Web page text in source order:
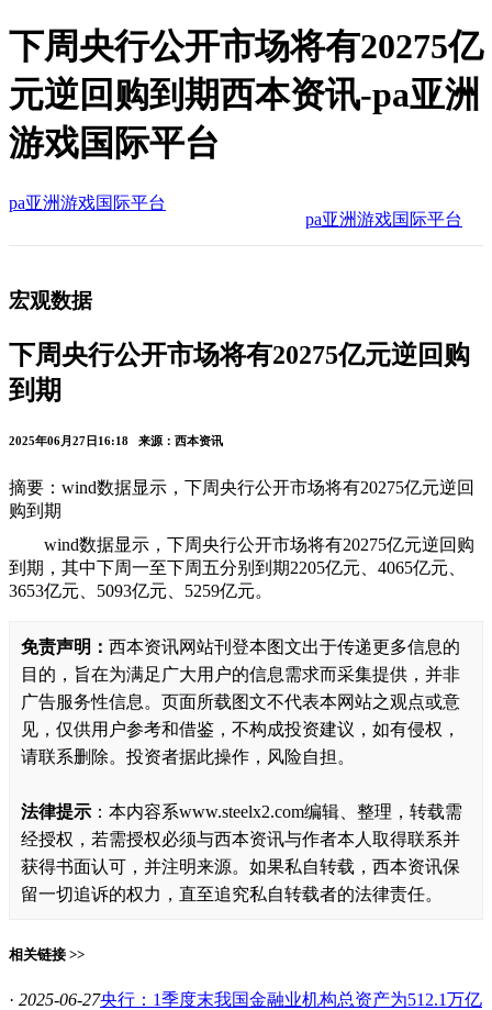
下周央行公开市场将有20275亿
元逆回购到期西本资讯-pa亚洲
游戏国际平台
pa亚洲游戏国际平台
pa亚洲游戏国际平台
宏观数据
下周央行公开市场将有20275亿元逆回购
到期
2025年06月27日16:18 来源：西本资讯
摘要：​wind数据显示，下周央行公开市场将有20275亿元逆回
购到期
wind数据显示，下周央行公开市场将有20275亿元逆回购
到期，其中下周一至下周五分别到期2205亿元、4065亿元、
3653亿元、5093亿元、5259亿元。
免责声明： 西本资讯网站刊登本图文出于传递更多信息的
目的，旨在为满足广大用户的信息需求而采集提供，并非
广告服务性信息。页面所载图文不代表本网站之观点或意
见，仅供用户参考和借鉴，不构成投资建议，如有侵权，
请联系删除。投资者据此操作，风险自担。
法律提示 ：本内容系www.steelx2.com编辑、整理，转载需
经授权，若需授权必须与西本资讯与作者本人取得联系并
获得书面认可，并注明来源。如果私自转载，西本资讯保
留一切追诉的权力，直至追究私自转载者的法律责任。
相关链接 >>
· 2025-06-27央行：1季度末我国金融业机构总资产为512.1万亿